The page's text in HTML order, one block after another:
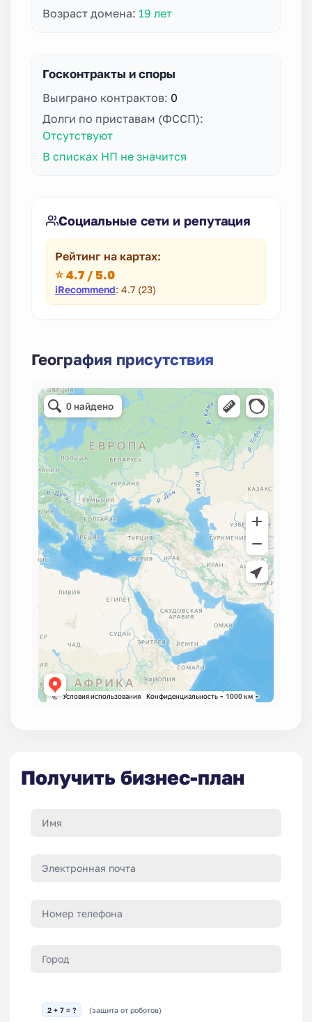
Возраст домена: 19 лет
Госконтракты и споры
Выиграно контрактов: 0
Долги по приставам (ФССП):
Отсутствуют
В списках НП не значится
Социальные сети и репутация
Рейтинг на картах:
⭐ 4.7 / 5.0
iRecommend: 4.7 (23)
География присутствия
Получить бизнес-план
2 + 7 = ? (защита от роботов)